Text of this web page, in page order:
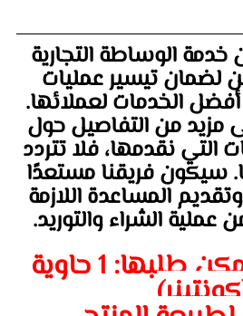
الوساطة التجارية
لضمان تيسير عمليات
أفضل الخدمات لعملائها.
مزيد من التفاصيل حول
التي نقدمها، فلا تتردد
سيكون فريقنا مستعدًا
المساعدة اللازمة
الشراء والتوريد.
*أقل كمية ممكن طلبها: 1 حاوية